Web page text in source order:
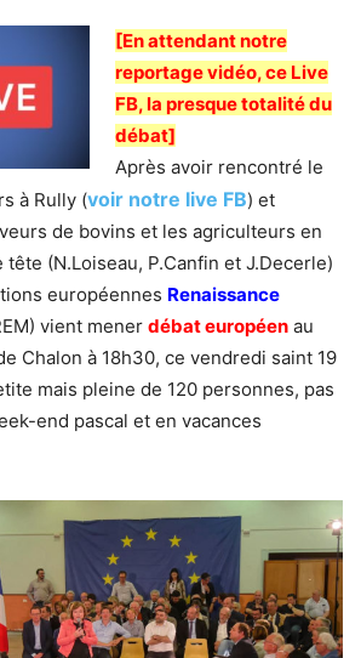
[En attendant notre
reportage vidéo, ce Live
FB, la presque totalité du
débat]
Après avoir rencontré le
à Rully (voir notre live FB) et
de bovins et les agriculteurs en
(N.Loiseau, P.Canfin et J.Decerle)
européennes Renaissance
vient mener débat européen au
Chalon à 18h30, ce vendredi saint 19
mais pleine de 120 personnes, pas
end pascal et en vacances